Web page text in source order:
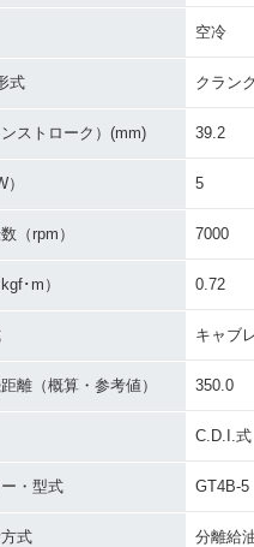
1999年 JOG・マイナー
空冷
式 クラン
ストローク）(mm) 39.2
5
（rpm） 7000
･m） 0.72
キャブ
離（概算・参考値） 350.0
C.D.I.式
・型式 GT4B-5
式 分離給